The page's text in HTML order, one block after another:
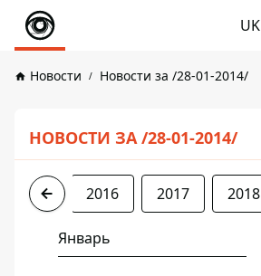
UK
Новости Новости за /28-01-2014/
НОВОСТИ ЗА /28-01-2014/
2014 2016 2017 2018
Январь